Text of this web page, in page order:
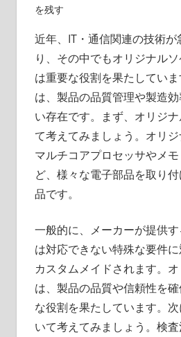
く。
を残す
近年、IT・通信関連の技術
り、その中でもオリジナル
は重要な役割を果たしていま
は、製品の品質管理や製造
い存在です。まず、オリジ
て考えてみましょう。オリジ
マルチコアプロセッサやメ
ど、様々な電子部品を取り
品です。
一般的に、メーカーが提供
は対応できない特殊な要件に
カスタムメイドされます。
は、製品の品質や信頼性を
な役割を果たしています。
いて考えてみましょう。検